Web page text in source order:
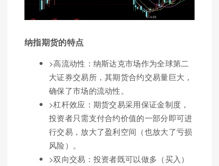
纳指期货的特点
>高流动性：纳斯达克市场作为全球第二
大证券交易所，其期货合约交易量巨大，
确保了市场的流动性。
>杠杆效应：期货交易采用保证金制度，
投资者只需支付合约价值的一部分即可进
行交易，放大了盈利空间（也放大了亏损
风险）。
>双向交易：投资者既可以做多（买入）